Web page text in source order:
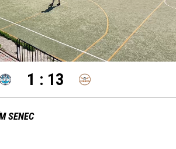
Loaded:
100.00%
settings edit
1 : 13
SENEC